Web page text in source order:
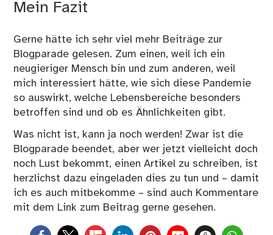
Mein Fazit
Gerne hätte ich sehr viel mehr Beiträge zur
Blogparade gelesen. Zum einen, weil ich ein
neugieriger Mensch bin und zum anderen, weil
mich interessiert hätte, wie sich diese Pandemie
so auswirkt, welche Lebensbereiche besonders
betroffen sind und ob es Ähnlichkeiten gibt.
Was nicht ist, kann ja noch werden! Zwar ist die
Blogparade beendet, aber wer jetzt vielleicht doch
noch Lust bekommt, einen Artikel zu schreiben, ist
herzlichst dazu eingeladen dies zu tun und – damit
ich es auch mitbekomme – sind auch Kommentare
mit dem Link zum Beitrag gerne gesehen.